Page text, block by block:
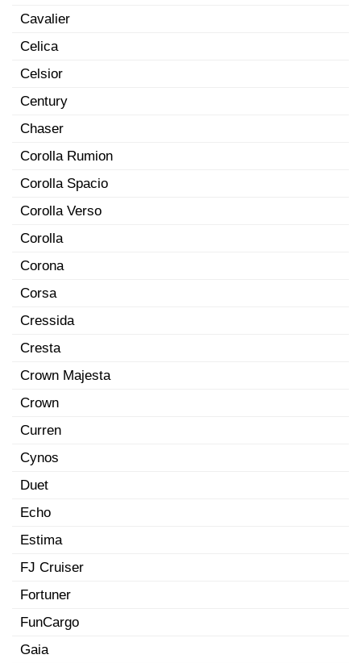
Cavalier
Celica
Celsior
Century
Chaser
Corolla Rumion
Corolla Spacio
Corolla Verso
Corolla
Corona
Corsa
Cressida
Cresta
Crown Majesta
Crown
Curren
Cynos
Duet
Echo
Estima
FJ Cruiser
Fortuner
FunCargo
Gaia